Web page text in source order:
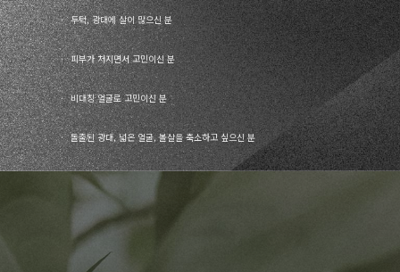
두턱, 광대에 살이 많으신 분
피부가 처지면서 고민이신 분
비대칭 얼굴로 고민이신 분
돌출된 광대, 넓은 얼굴, 볼살을 축소하고 싶으신 분